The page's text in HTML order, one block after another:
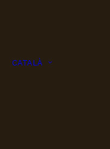
CATALÀ